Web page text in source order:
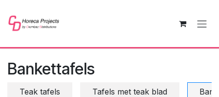
Bankettafels
Teak tafels Tafels met teak blad